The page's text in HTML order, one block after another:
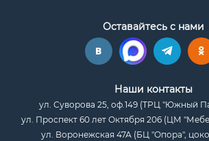
Оставайтесь с нами
Наши контакты
ул. Суворова 25, оф.149 (ТРЦ "Южный
ул. Проспект 60 лет Октября 206 (ЦМ
ул. Воронежская 47А (БЦ "Опора",